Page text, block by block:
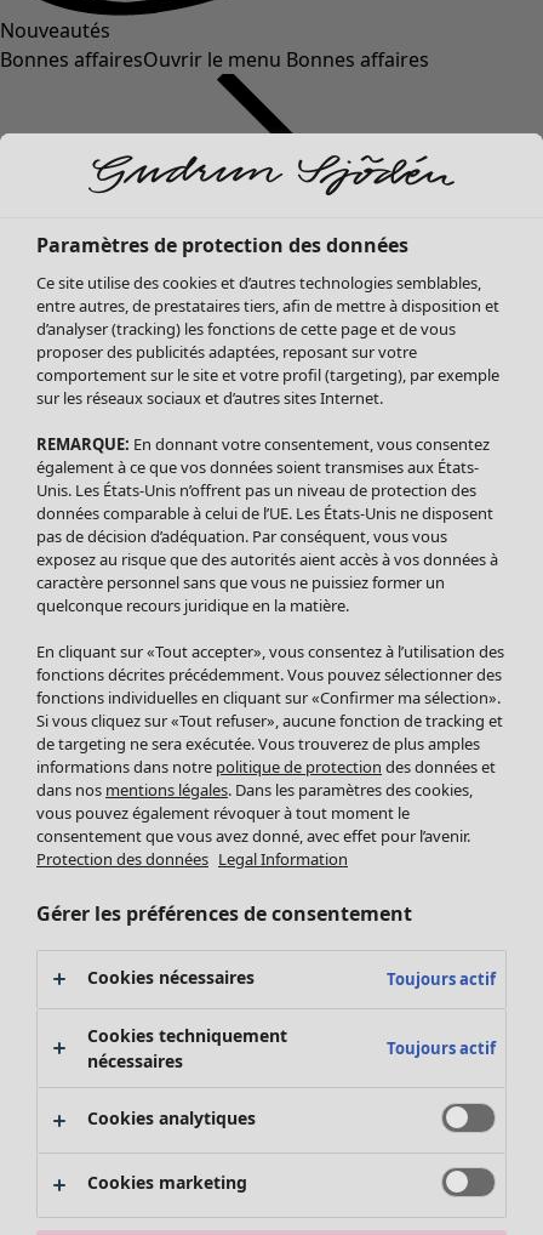
Nouveautés
Bonnes affairesOuvrir le menu Bonnes affaires
Soldes Vêtements
Tous les vêtements
Robes
Tuniques
Blouses
Tops
Gilets
Pantalon
Jupes
Leggings et collants
Accessoires
Chaussures
Vêtements de bain
Basics
Soldes Mobilier
Bonnes affaires déco
Décoration
Textiles
Tapis
Éponge
Promos SOLDES
Les promos de Gudrun Sjödén
Nouvel arrivage
Bonnes affaires en soldes - jusqu'à -70
Paramètres de protection des données
Ce site utilise des cookies et d’autres technologies semblables,
entre autres, de prestataires tiers, afin de mettre à disposition et
d’analyser (tracking) les fonctions de cette page et de vous
proposer des publicités adaptées, reposant sur votre
comportement sur le site et votre profil (targeting), par exemple
sur les réseaux sociaux et d’autres sites Internet.
REMARQUE: En donnant votre consentement, vous consentez
également à ce que vos données soient transmises aux États-
Unis. Les États-Unis n’offrent pas un niveau de protection des
données comparable à celui de l’UE. Les États-Unis ne disposent
pas de décision d’adéquation. Par conséquent, vous vous
exposez au risque que des autorités aient accès à vos données à
caractère personnel sans que vous ne puissiez former un
quelconque recours juridique en la matière.
En cliquant sur «Tout accepter», vous consentez à l’utilisation des
fonctions décrites précédemment. Vous pouvez sélectionner des
fonctions individuelles en cliquant sur «Confirmer ma sélection».
Si vous cliquez sur «Tout refuser», aucune fonction de tracking et
de targeting ne sera exécutée. Vous trouverez de plus amples
informations dans notre politique de protection des données et
dans nos mentions légales. Dans les paramètres des cookies,
vous pouvez également révoquer à tout moment le
consentement que vous avez donné, avec effet pour l’avenir.
Protection des données Legal Information
Gérer les préférences de consentement
Cookies nécessaires Toujours actif
Cookies techniquement
nécessaires
Toujours actif
Cookies analytiques
Cookies marketing